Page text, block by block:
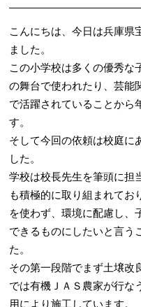
こんにちは、今日は兵庫県
ました。
この小学校は多くの優秀な
の舞台で使われたり、芸能
で活躍されていることから
す。
そして今回の依頼は校庭に
した。
学校は校長先生を筆頭に担
も積極的に取り組まれてお
を使わず、環境に配慮し、
できるものにしたいと言う
た。
その第一段階でまず土壌改
では有機ＪＡＳ農家が行
用により施工しています。